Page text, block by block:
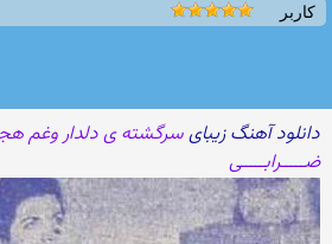
کاربر
دانلود آهنگ زیبایسرگشته ی دلدار وغم
ضـــــرابـــــی